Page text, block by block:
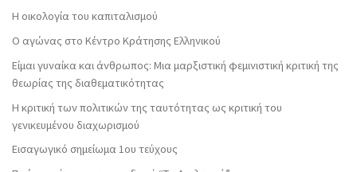
Η οικολογία του καπιταλισμού
Ο αγώνας στο Κέντρο Κράτησης Ελληνικού
Είμαι γυναίκα και άνθρωπος: Μια μαρξιστική φεμινιστική κριτική της
θεωρίας της διαθεματικότητας
Η κριτική των πολιτικών της ταυτότητας ως κριτική του
γενικευμένου διαχωρισμού
Εισαγωγικό σημείωμα 1ου τεύχους